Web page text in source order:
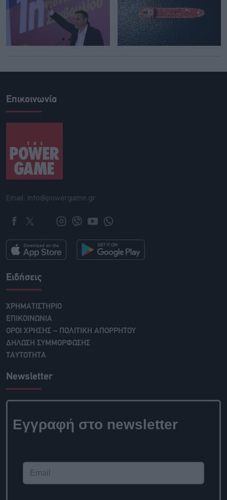
Επικοινωνία
Email: info@powergame.gr
Ειδήσεις
ΧΡΗΜΑΤΙΣΤΗΡΙΟ
ΕΠΙΚΟΙΝΩΝΙΑ
ΟΡΟΙ ΧΡΗΣΗΣ – ΠΟΛΙΤΙΚΗ ΑΠΟΡΡΗΤΟΥ
ΔΗΛΩΣΗ ΣΥΜΜΟΡΦΩΣΗΣ
ΤΑΥΤΟΤΗΤΑ
Newsletter
Εγγραφή στο newsletter